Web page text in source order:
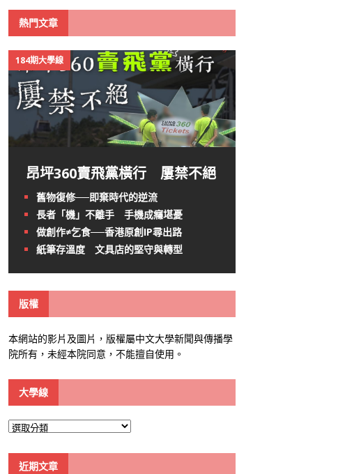
熱門文章
184期大學線
昂坪360賣飛黨橫行 屢禁不絕
舊物復修──即棄時代的逆流
長者「機」不離手 手機成癮堪憂
做創作≠乞食──香港原創IP尋出路
紙筆存溫度 文具店的堅守與轉型
版權
本網站的影片及圖片，版權屬中文大學新聞與傳播學
院所有，未經本院同意，不能擅自使用。
大學線
大
線
近期文章